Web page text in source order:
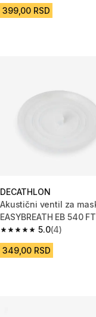
2025.
399,00 RSD
DECATHLON
Akustični ventil za
EASYBREATH EB 540 FT
5.0
5.0 od 5 zvezdica from
(4)
349,00 RSD